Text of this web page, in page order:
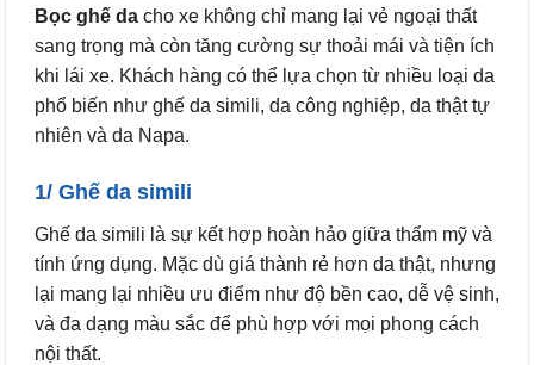
Bọc ghế da cho xe không chỉ mang lại vẻ ngoại thất
sang trọng mà còn tăng cường sự thoải mái và tiện ích
khi lái xe. Khách hàng có thể lựa chọn từ nhiều loại da
phổ biến như ghế da simili, da công nghiệp, da thật tự
nhiên và da Napa.
1/ Ghế da simili
Ghế da simili là sự kết hợp hoàn hảo giữa thẩm mỹ và
tính ứng dụng. Mặc dù giá thành rẻ hơn da thật, nhưng
lại mang lại nhiều ưu điểm như độ bền cao, dễ vệ sinh,
và đa dạng màu sắc để phù hợp với mọi phong cách
nội thất.